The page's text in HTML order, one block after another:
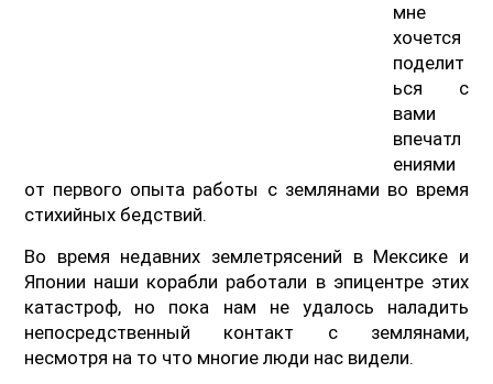
мне
хочется
поделит
ься с
вами
впечатл
ениями
от первого опыта работы с землянами во время
стихийных бедствий.
Во время недавних землетрясений в Мексике и
Японии наши корабли работали в эпицентре этих
катастроф, но пока нам не удалось наладить
непосредственный контакт с землянами,
несмотря на то что многие люди нас видели.